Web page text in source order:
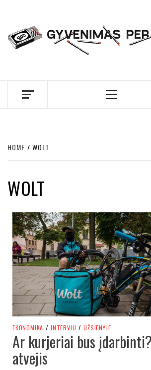
content
Menu
HOME WOLT
WOLT
EKONOMIKA / INTERVIU / UŽSIENYJE
Ar kurjeriai bus
atvejis